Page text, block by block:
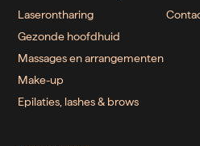
Laserontharing
Gezonde hoofdhuid
Massages en arrangementen
Make-up
Epilaties, lashes & brows